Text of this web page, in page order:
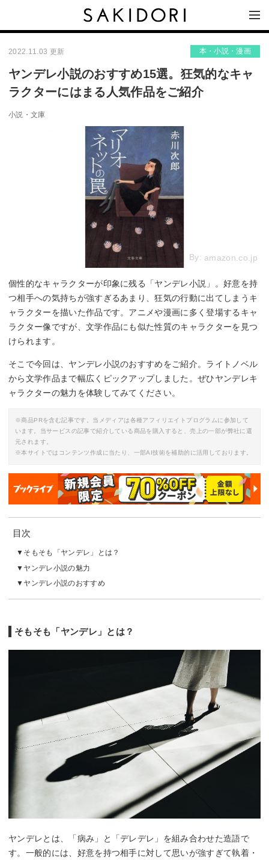
2022.11.03 更新 本・小説・漫画
ヤンデレ小説のおすすめ15選。狂気的なキャ
ラクターにはまる人気作品をご紹介
小説・文庫
By: amazon.co.jp
個性的なキャラクターが印象に残る「ヤンデレ小説」。好意を持
つ相手への気持ちが強すぎるあまり、狂気の行動に出てしまうキ
ャラクターを描いた作品です。アニメや漫画に多く登場するキャ
ラクター像ですが、文学作品にも似た性質のキャラクターを見つ
けられます。
そこで今回は、ヤンデレ小説のおすすめをご紹介。ライトノベル
から文学作品まで幅広くピックアップしました。ぜひヤンデレキ
ャラクターの魅力を体験してみてください。
※商品PRを含む記事です。当メディアは各種アフィリエイトプログラムに参加して
います。当サービスの記事で紹介している商品を購入すると、売上の一部が弊社に還
元されます。
※本サイトではコンテンツ作成に当たり、一部AI技術を補助的に活用しております。
目次
そもそも「ヤンデレ」とは？
ヤンデレ小説の魅力
ヤンデレ小説のおすすめ
そもそも「ヤンデレ」とは？
ヤンデレとは、「病み」と「デレデレ」を組み合わせた造語で
す。一般的には、好意を持つ相手に対して思いが強すぎて執着・